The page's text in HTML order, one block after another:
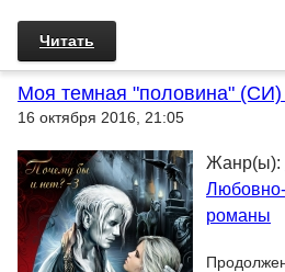
Читать
Моя темная "половина" (СИ)
16 октября 2016, 21:05
Жанр(ы):
романы